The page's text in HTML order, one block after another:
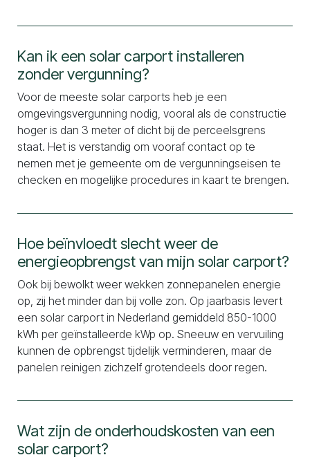
Kan ik een solar carport installeren
zonder vergunning?
Voor de meeste solar carports heb je een
omgevingsvergunning nodig, vooral als de constructie
hoger is dan 3 meter of dicht bij de perceelsgrens
staat. Het is verstandig om vooraf contact op te
nemen met je gemeente om de vergunningseisen te
checken en mogelijke procedures in kaart te brengen.
Hoe beïnvloedt slecht weer de
energieopbrengst van mijn solar carport?
Ook bij bewolkt weer wekken zonnepanelen energie
op, zij het minder dan bij volle zon. Op jaarbasis levert
een solar carport in Nederland gemiddeld 850-1000
kWh per geïnstalleerde kWp op. Sneeuw en vervuiling
kunnen de opbrengst tijdelijk verminderen, maar de
panelen reinigen zichzelf grotendeels door regen.
Wat zijn de onderhoudskosten van een
solar carport?